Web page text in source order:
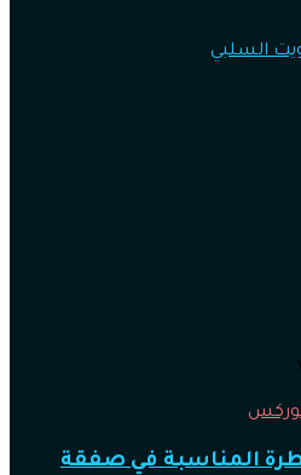
السلبي
المناسبة في صفقة